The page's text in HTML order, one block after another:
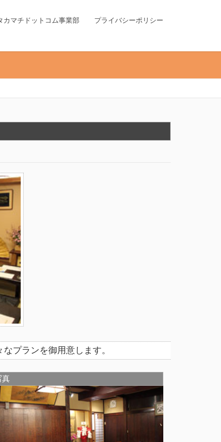
カマチドットコム事業部 プライバシーポリシー
プランを御用意します。
真